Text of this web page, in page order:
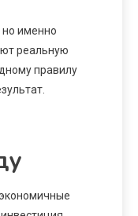
именно
реальную
правилу